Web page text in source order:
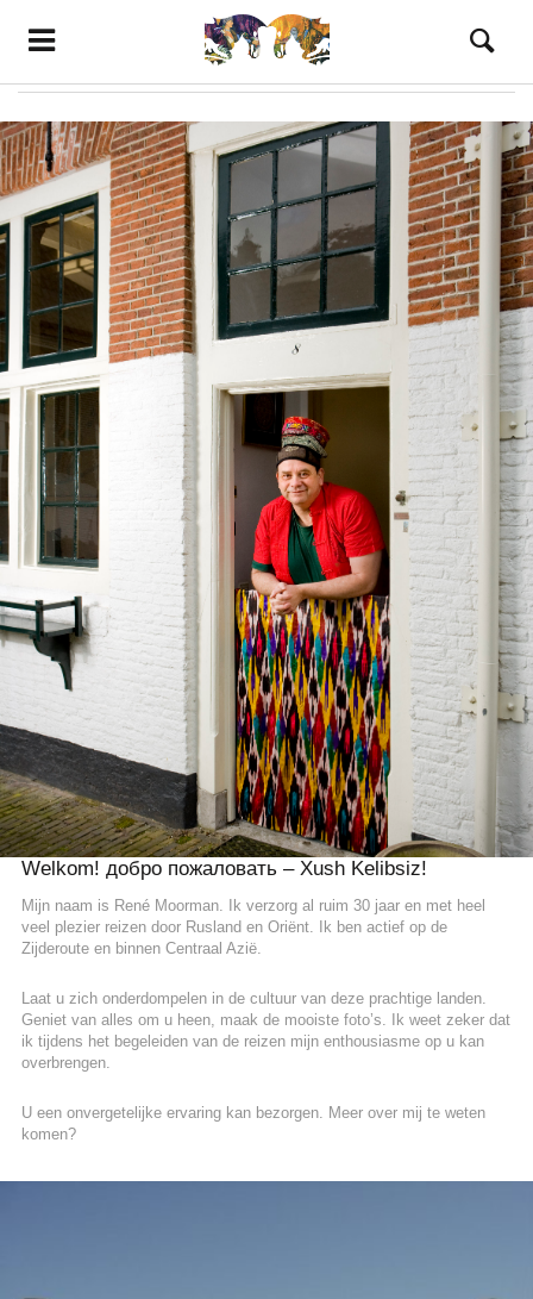
Afbeelding Category
READ MORE
Welkom! добро пожаловать – Xush Kelibsiz!
Mijn naam is René Moorman. Ik verzorg al ruim 30 jaar en met heel
veel plezier reizen door Rusland en Oriënt. Ik ben actief op de
Zijderoute en binnen Centraal Azië.
Laat u zich onderdompelen in de cultuur van deze prachtige landen.
Geniet van alles om u heen, maak de mooiste foto’s. Ik weet zeker dat
ik tijdens het begeleiden van de reizen mijn enthousiasme op u kan
overbrengen.
U een onvergetelijke ervaring kan bezorgen. Meer over mij te weten
komen?